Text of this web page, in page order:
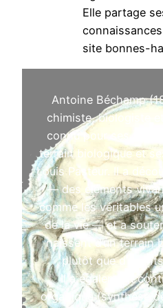
Elle partage
site bonnes-
Antoine Béchamp
chimiste, biologiste
connu pour ses
terrain biologique et
Louis Pasteur. Il a
— des éléments
comme les véritables
de la vie — et a
naissent d’un terrain
plutôt que
Il a également
organique (synthèse